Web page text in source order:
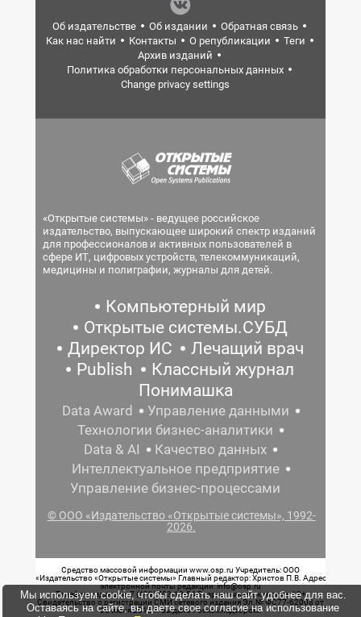
Об издательстве Об издании
Обратная связь
Как нас найти
Контакты О републикации
Теги
Архив изданий
Политика обработки персональных данных
Change privacy settings
«Открытые системы» - ведущее российское
издательство, выпускающее широкий спектр изданий
для профессионалов и активных пользователей в
сфере ИТ, цифровых устройств, телекоммуникаций,
медицины и полиграфии, журналы для детей.
Компьютерный мир
Открытые системы.СУБД
Директор ИС
Лечащий врач
Publish
Классный журнал
Понимашка
Data Award
Управление данными
Технологии бизнес-аналитики
Data & AI
Качество данных
Интеллектуальное предприятие
Управление бизнес-процессами
© ООО «Издательство «Открытые системы», 1992-
2026.
Средство массовой информации www.osp.ru Учредитель: ООО
«Издательство «Открытые системы» Главный редактор: Христов П.В. Адрес
электронной почты редакции: info@osp.ru
Телефон редакции: 7 (499) 703-18-54 Возрастная маркировка: 12+
Свидетельство о регистрации СМИ сетевого издания Эл.№ ФС77-62008 от
05 июня 2015 г. выдано Роскомнадзором.
Мы используем cookie, чтобы сделать наш сайт удобнее для вас.
Оставаясь на сайте, вы даете свое согласие на использование